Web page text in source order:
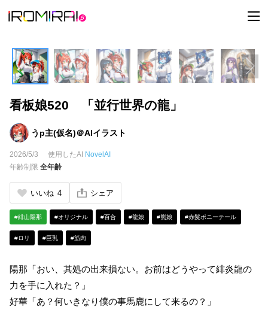
t
o
l
n
a
v
看板娘520 「並行世界の龍」
うp主(仮名)＠AIイラスト
2026/5/3 使用したAI NovelAI
年齢制限 全年齢
いいね 4 シェア
#緋山陽那 #オリジナル #百合 #龍娘 #熊娘 #赤髪ポニーテール
#ロリ #巨乳 #筋肉
陽那「おい、其処の出来損ない。お前はどうやって緋炎龍の
力を手に入れた？」
好華「あ？何いきなり僕の事馬鹿にして来るの？」